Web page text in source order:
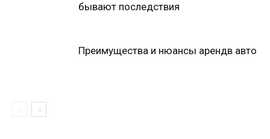
бывают последствия
Преимущества и нюансы арендв авто